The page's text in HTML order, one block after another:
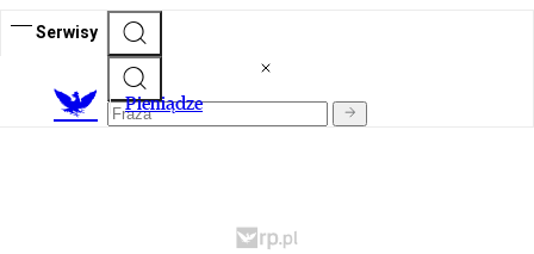
Serwisy
Pieniądze